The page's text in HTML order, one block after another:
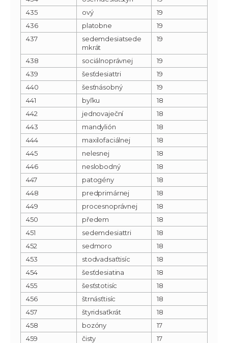
435
ový
19
436
platobne
19
437
sedemdesiatsede
mkrát
19
438 sociálnoprávnej
19
439
šesťdesiattri
19
440
šesťnásobný
19
441
byľku
18
442
jednovaječní
18
443
mandylión
18
444
maxilofaciálnej
18
445
nelesnej
18
446
neslobodný
18
447
patogény
18
448
predprimárnej
18
449
procesnoprávnej
18
450
předem
18
451
sedemdesiattri
18
452
sedmoro
18
453
stodvadsaťtisíc
18
454
šesťdesiatina
18
455
šesťstotisíc
18
456
štrnásťtisíc
18
457
štyridsaťkrát
18
458
bozóny
17
459
čisty
17